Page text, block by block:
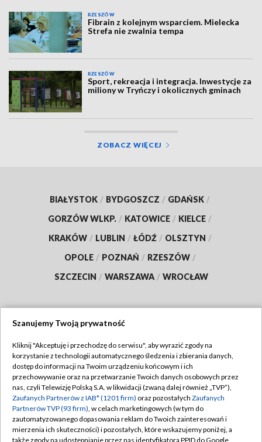
RZESZÓW
Fibrain z kolejnym wsparciem. Mielecka
Strefa nie zwalnia tempa
RZESZÓW
Sport, rekreacja i integracja. Inwestycje za
miliony w Tryńczy i okolicznych gminach
ZOBACZ WIĘCEJ
BIAŁYSTOK / BYDGOSZCZ / GDAŃSK /
GORZÓW WLKP. / KATOWICE / KIELCE /
KRAKÓW / LUBLIN / ŁÓDŹ / OLSZTYN /
OPOLE / POZNAŃ / RZESZÓW /
SZCZECIN / WARSZAWA / WROCŁAW
TVP
Abonament TVP
Emisja w TVP
Centrum informacji TVP
Naziemna Telewizja Cyfrowa
Regulamin TVP
Polityka prywatności
Moje zgody
Pomoc
Szanujemy Twoją prywatność
Kliknij "Akceptuję i przechodzę do serwisu", aby wyrazić zgody na
korzystanie z technologii automatycznego śledzenia i zbierania danych,
dostęp do informacji na Twoim urządzeniu końcowym i ich
przechowywanie oraz na przetwarzanie Twoich danych osobowych przez
nas, czyli Telewizję Polską S.A. w likwidacji (zwaną dalej również „TVP”),
Zaufanych Partnerów z IAB* (1201 firm) oraz pozostałych Zaufanych
Partnerów TVP (93 firm), w celach marketingowych (w tym do
zautomatyzowanego dopasowania reklam do Twoich zainteresowań i
mierzenia ich skuteczności) i pozostałych, które wskazujemy poniżej, a
także zgody na udostępnianie przez nas identyfikatora PPID do Google.